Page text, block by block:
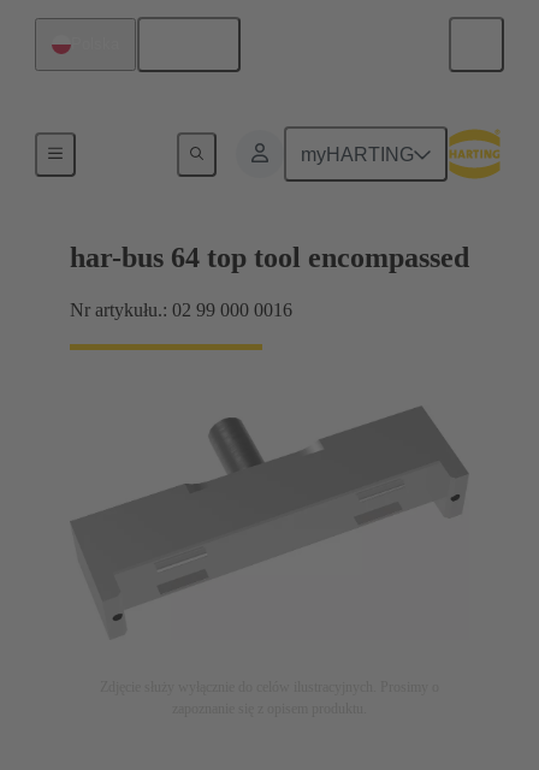
myHARTING
Narzędzie górne
har-bus 64 top tool encompassed
Nr artykułu.: 02 99 000 0016